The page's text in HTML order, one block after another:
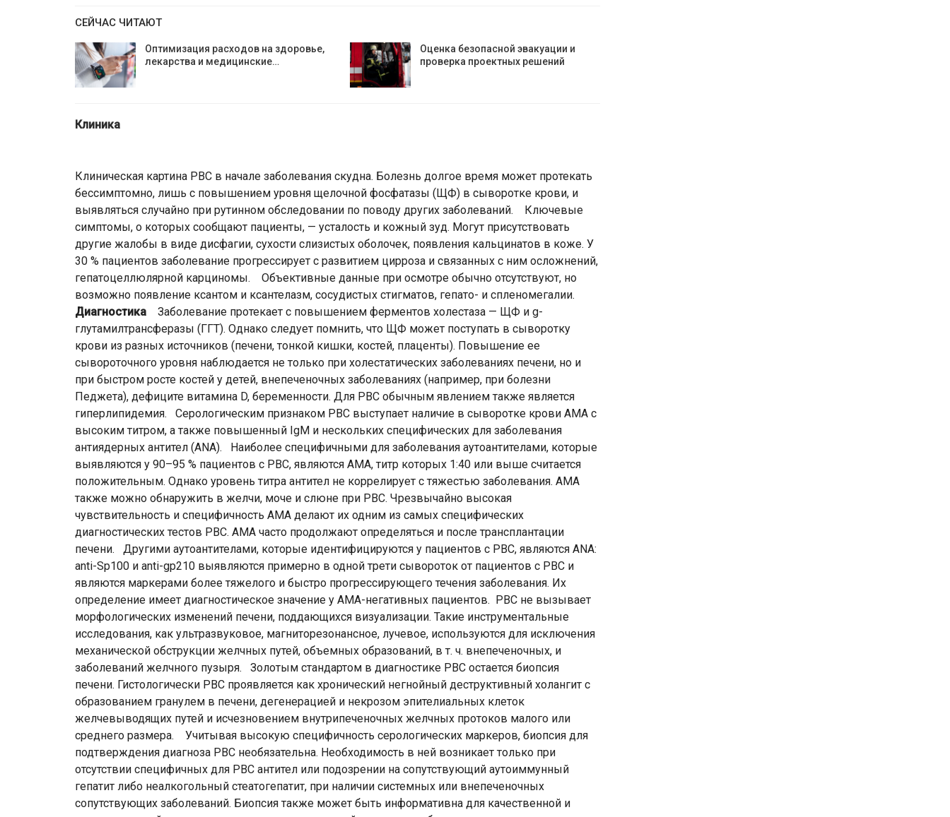
СЕЙЧАС ЧИТАЮТ
Оптимизация расходов на здоровье,
лекарства и медицинские…
Оценка безопасной эвакуации и
проверка проектных решений
Клиника
Клиническая картина РВС в начале заболевания скудна. Болезнь долгое время может протекать
бессимптомно, лишь с повышением уровня щелочной фосфатазы (ЩФ) в сыворотке крови, и
выявляться случайно при рутинном обследовании по поводу других заболеваний. Ключевые
симптомы, о которых сообщают пациенты, — усталость и кожный зуд. Могут присутствовать
другие жалобы в виде дисфагии, сухости слизистых оболочек, появления кальцинатов в коже. У
30 % пациентов заболевание прогрессирует с развитием цирроза и связанных с ним осложнений,
гепатоцеллюлярной карциномы. Объективные данные при осмотре обычно отсутствуют, но
возможно появление ксантом и ксантелазм, сосудистых стигматов, гепато- и спленомегалии.
Диагностика
Заболевание протекает с повышением ферментов холестаза — ЩФ и g-
глутамилтрансферазы (ГГТ). Однако следует помнить, что ЩФ может поступать в сыворотку
крови из разных источников (печени, тонкой кишки, костей, плаценты). Повышение ее
сывороточного уровня наблюдается не только при холестатических заболеваниях печени, но и
при быстром росте костей у детей, внепеченочных заболеваниях (например, при болезни
Педжета), дефиците витамина D, беременности. Для РВС обычным явлением также является
гиперлипидемия. Серологическим признаком PBC выступает наличие в сыворотке крови AMA с
высоким титром, а также повышенный IgM и нескольких специфических для заболевания
антиядерных антител (ANA). Наиболее специфичными для заболевания аутоантителами, которые
выявляются у 90–95 % пациентов с РВС, являются АМА, титр которых 1:40 или выше считается
положительным. Однако уровень титра антител не коррелирует с тяжестью заболевания. AMA
также можно обнаружить в желчи, моче и слюне при PBC. Чрезвычайно высокая
чувствительность и специфичность АМА делают их одним из самых специфических
диагностических тестов РВС. АМА часто продолжают определяться и после трансплантации
печени. Другими аутоантителами, которые идентифицируются у пациентов с РВС, являются ANA:
аnti-Sp100 и anti-gp210 выявляются примерно в одной трети сывороток от пациентов с РВС и
являются маркерами более тяжелого и быстро прогрессирующего течения заболевания. Их
определение имеет диагностическое значение у АМА-негативных пациентов. РВС не вызывает
морфологических изменений печени, поддающихся визуализации. Такие инструментальные
исследования, как ультразвуковое, магниторезонансное, лучевое, используются для исключения
механической обструкции желчных путей, объемных образований, в т. ч. внепеченочных, и
заболеваний желчного пузыря. Золотым стандартом в диагностике РВС остается биопсия
печени. Гистологически РВС проявляется как хронический негнойный деструктивный холангит с
образованием гранулем в печени, дегенерацией и некрозом эпителиальных клеток
желчевыводящих путей и исчезновением внутрипеченочных желчных протоков малого или
среднего размера. Учитывая высокую специфичность серологических маркеров, биопсия для
подтверждения диагноза РВС необязательна. Необходимость в ней возникает только при
отсутствии специфичных для РВС антител или подозрении на сопутствующий аутоиммунный
гепатит либо неалкогольный стеатогепатит, при наличии системных или внепеченочных
сопутствующих заболеваний. Биопсия также может быть информативна для качественной и